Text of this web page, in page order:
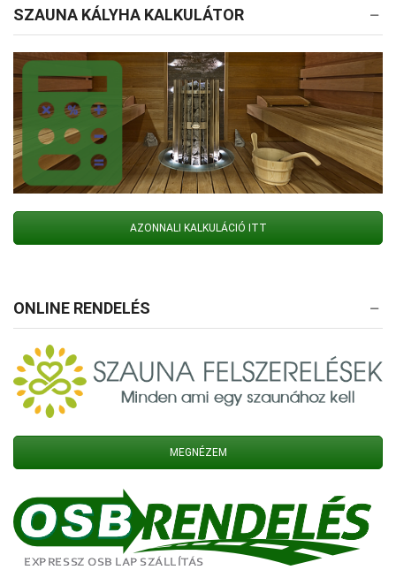
SZAUNA KÁLYHA KALKULÁTOR
AZONNALI KALKULÁCIÓ ITT
ONLINE RENDELÉS
MEGNÉZEM